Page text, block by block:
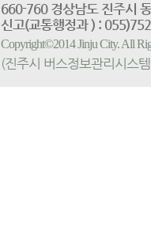
660-760 경상남도 진
신고(교통행정과 ) :
Copyright©2014 Jinju City. All
(진주시 버스정보관리시스